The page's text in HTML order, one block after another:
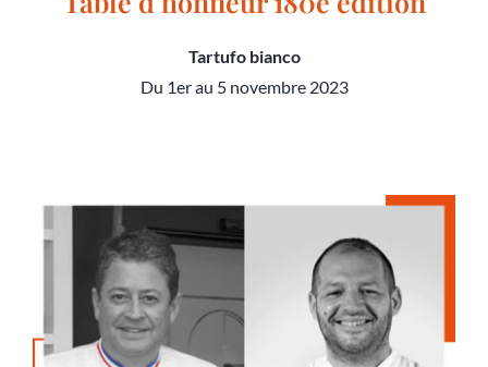
Tartufo bianco
Du 1er au 5 novembre 2023